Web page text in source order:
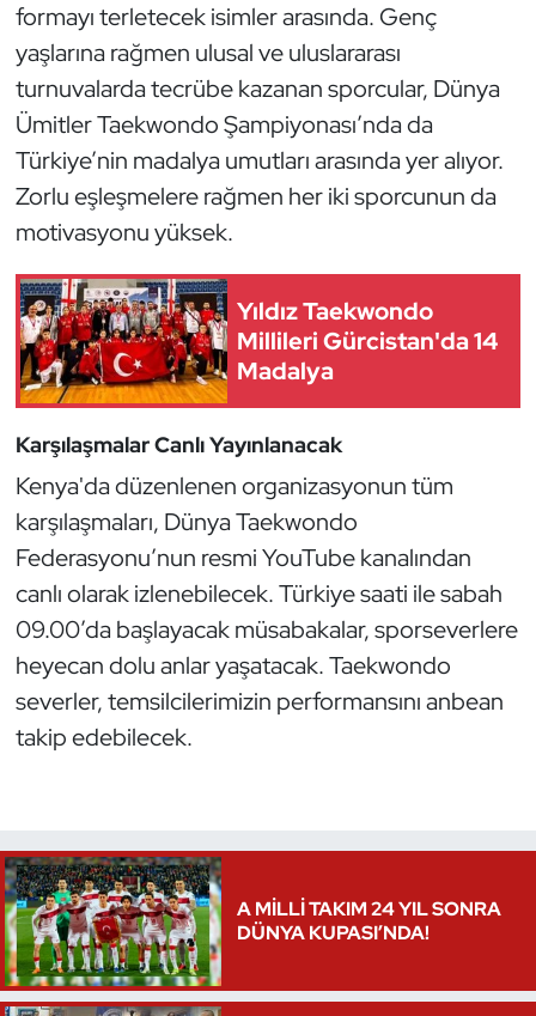
formayı terletecek isimler arasında. Genç
yaşlarına rağmen ulusal ve uluslararası
turnuvalarda tecrübe kazanan sporcular, Dünya
Ümitler Taekwondo Şampiyonası’nda da
Türkiye’nin madalya umutları arasında yer alıyor.
Zorlu eşleşmelere rağmen her iki sporcunun da
motivasyonu yüksek.
Yıldız Taekwondo
Millileri Gürcistan'da 14
Madalya
Karşılaşmalar Canlı Yayınlanacak
Kenya'da düzenlenen organizasyonun tüm
karşılaşmaları, Dünya Taekwondo
Federasyonu’nun resmi YouTube kanalından
canlı olarak izlenebilecek. Türkiye saati ile sabah
09.00’da başlayacak müsabakalar, sporseverlere
heyecan dolu anlar yaşatacak. Taekwondo
severler, temsilcilerimizin performansını anbean
takip edebilecek.
A MİLLİ TAKIM 24 YIL SONRA
DÜNYA KUPASI’NDA!
Kick Boks
Kürek
Masa Tenisi
Modern Pentatlon
Motor Sporları
Muay Thai
Okçuluk
Optimist
Oryantiring
Özel Sporcular
Paralimpik
Ragbi
Sualtı Sporları
Tekvando
Tenis